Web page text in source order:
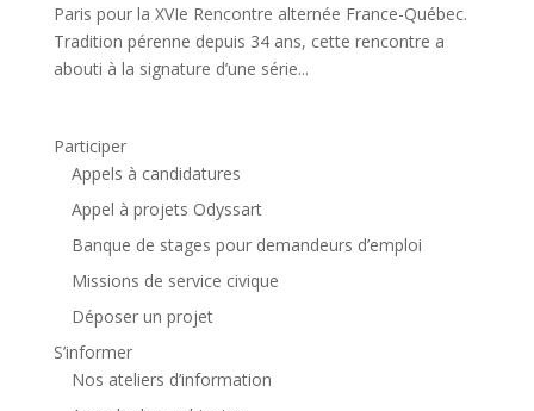
Paris pour la XVIe Rencontre alternée France-Québec.
Tradition pérenne depuis 34 ans, cette rencontre a
abouti à la signature d’une série...
Participer
Appels à candidatures
Appel à projets Odyssart
Banque de stages pour demandeurs d’emploi
Missions de service civique
Déposer un projet
S’informer
Nos ateliers d’information